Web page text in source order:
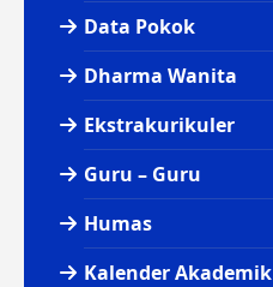
Data Pokok
Dharma Wanita
Ekstrakurikuler
Guru – Guru
Humas
Kalender Akademik